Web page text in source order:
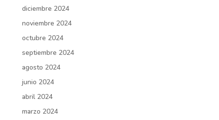
diciembre 2024
noviembre 2024
octubre 2024
septiembre 2024
agosto 2024
junio 2024
abril 2024
marzo 2024